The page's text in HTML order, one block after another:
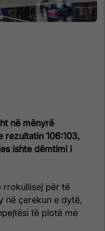
në mënyrë
rezultatin 106:103,
ishte dëmtimi i
rrokullisej për të
në çerekun e dytë,
të plotë me